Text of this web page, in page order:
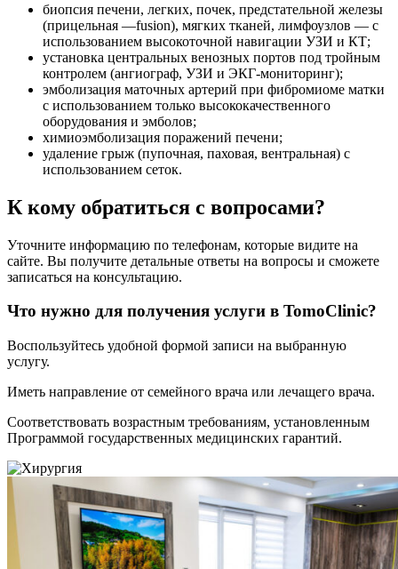
биопсия печени, легких, почек, предстательной железы
(прицельная —fusion), мягких тканей, лимфоузлов — с
использованием высокоточной навигации УЗИ и КТ;
установка центральных венозных портов под тройным
контролем (ангиограф, УЗИ и ЭКГ-мониторинг);
эмболизация маточных артерий при фибромиоме матки
с использованием только высококачественного
оборудования и эмболов;
химиоэмболизация поражений печени;
удаление грыж (пупочная, паховая, вентральная) с
использованием сеток.
К кому обратиться с вопросами?
Уточните информацию по телефонам, которые видите на
сайте. Вы получите детальные ответы на вопросы и сможете
записаться на консультацию.
Что нужно для получения услуги в TomoClinic?
Воспользуйтесь удобной формой записи на выбранную
услугу.
Иметь направление от семейного врача или лечащего врача.
Соответствовать возрастным требованиям, установленным
Программой государственных медицинских гарантий.